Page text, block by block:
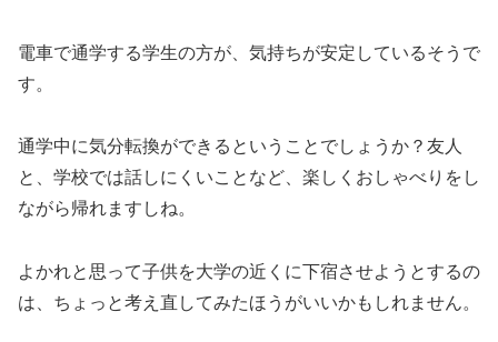
電車で通学する学生の方が、気持ちが安定しているそうで
す。
通学中に気分転換ができるということでしょうか？友人
と、学校では話しにくいことなど、楽しくおしゃべりをし
ながら帰れますしね。
よかれと思って子供を大学の近くに下宿させようとするの
は、ちょっと考え直してみたほうがいいかもしれません。